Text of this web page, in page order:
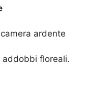
ardente
addobbi floreali.